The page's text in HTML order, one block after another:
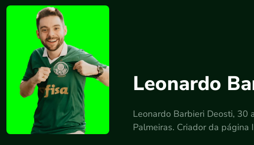
Leonardo
Leonardo Barbieri Deosti, 30
Palmeiras. Criador da página